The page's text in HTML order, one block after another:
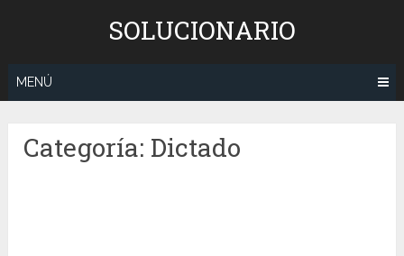
SOLUCIONARIO
MENÚ
Categoría: Dictado